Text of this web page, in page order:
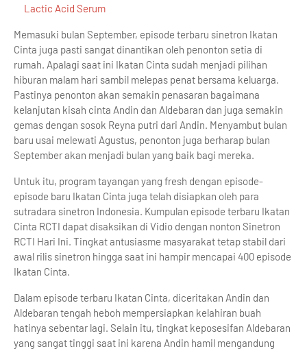
Lactic Acid Serum
Memasuki bulan September, episode terbaru sinetron Ikatan
Cinta juga pasti sangat dinantikan oleh penonton setia di
rumah. Apalagi saat ini Ikatan Cinta sudah menjadi pilihan
hiburan malam hari sambil melepas penat bersama keluarga.
Pastinya penonton akan semakin penasaran bagaimana
kelanjutan kisah cinta Andin dan Aldebaran dan juga semakin
gemas dengan sosok Reyna putri dari Andin. Menyambut bulan
baru usai melewati Agustus, penonton juga berharap bulan
September akan menjadi bulan yang baik bagi mereka.
Untuk itu, program tayangan yang fresh dengan episode-
episode baru Ikatan Cinta juga telah disiapkan oleh para
sutradara sinetron Indonesia. Kumpulan episode terbaru Ikatan
Cinta RCTI dapat disaksikan di Vidio dengan nonton Sinetron
RCTI Hari Ini. Tingkat antusiasme masyarakat tetap stabil dari
awal rilis sinetron hingga saat ini hampir mencapai 400 episode
Ikatan Cinta.
Dalam episode terbaru Ikatan Cinta, diceritakan Andin dan
Aldebaran tengah heboh mempersiapkan kelahiran buah
hatinya sebentar lagi. Selain itu, tingkat keposesifan Aldebaran
yang sangat tinggi saat ini karena Andin hamil mengandung